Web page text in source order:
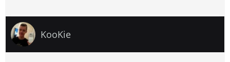
KooKie